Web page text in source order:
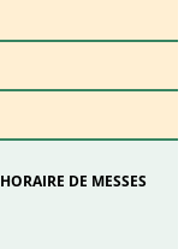
HORAIRE DE MESSES